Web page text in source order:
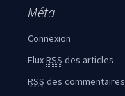
Méta
Connexion
FluxRSS des articles
RSS des commentaires